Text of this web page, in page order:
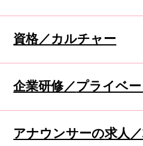
資格／カルチャー
企業研修／プライベ
アナウンサーの求人